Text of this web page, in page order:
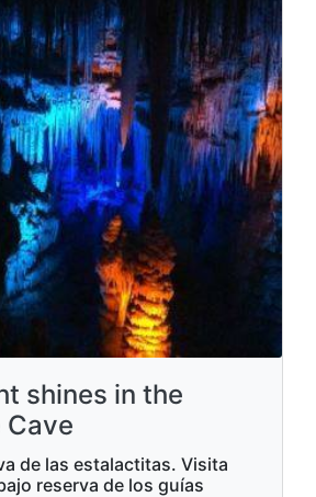
shines in the
de las estalactitas. Visita
reserva de los guías